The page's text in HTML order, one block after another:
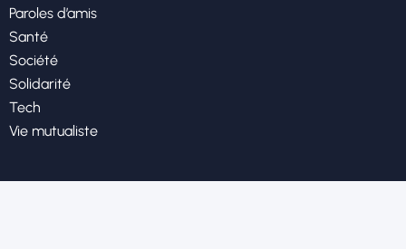
Paroles d’amis
Santé
Société
Solidarité
Tech
Vie mutualiste